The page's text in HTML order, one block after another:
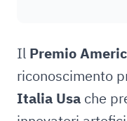
Il Premio
riconoscimento
Italia Usa che